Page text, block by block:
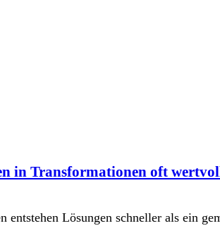
in Transformationen oft
entstehen Lösungen schneller als ein